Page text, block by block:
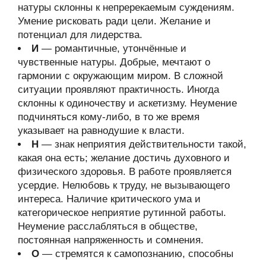
натуры склонны к непререкаемым суждениям.
Умение рисковать ради цели. Желание и
потенциал для лидерства.
И — романтичные, утончённые и
чувственные натуры. Добрые, мечтают о
гармонии с окружающим миром. В сложной
ситуации проявляют практичность. Иногда
склонны к одиночеству и аскетизму. Неумение
подчиняться кому-либо, в то же время
указывает на равнодушие к власти.
Н — знак неприятия действительности такой,
какая она есть; желание достичь духовного и
физического здоровья. В работе проявляется
усердие. Нелюбовь к труду, не вызывающего
интереса. Наличие критического ума и
категорическое неприятие рутинной работы.
Неумение расслабляться в обществе,
постоянная напряженность и сомнения.
О — стремятся к самопознанию, способны